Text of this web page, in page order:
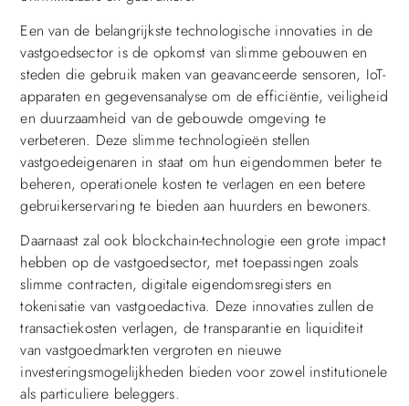
Een van de belangrijkste technologische innovaties in de
vastgoedsector is de opkomst van slimme gebouwen en
steden die gebruik maken van geavanceerde sensoren, IoT-
apparaten en gegevensanalyse om de efficiëntie, veiligheid
en duurzaamheid van de gebouwde omgeving te
verbeteren. Deze slimme technologieën stellen
vastgoedeigenaren in staat om hun eigendommen beter te
beheren, operationele kosten te verlagen en een betere
gebruikerservaring te bieden aan huurders en bewoners.
Daarnaast zal ook blockchain-technologie een grote impact
hebben op de vastgoedsector, met toepassingen zoals
slimme contracten, digitale eigendomsregisters en
tokenisatie van vastgoedactiva. Deze innovaties zullen de
transactiekosten verlagen, de transparantie en liquiditeit
van vastgoedmarkten vergroten en nieuwe
investeringsmogelijkheden bieden voor zowel institutionele
als particuliere beleggers.